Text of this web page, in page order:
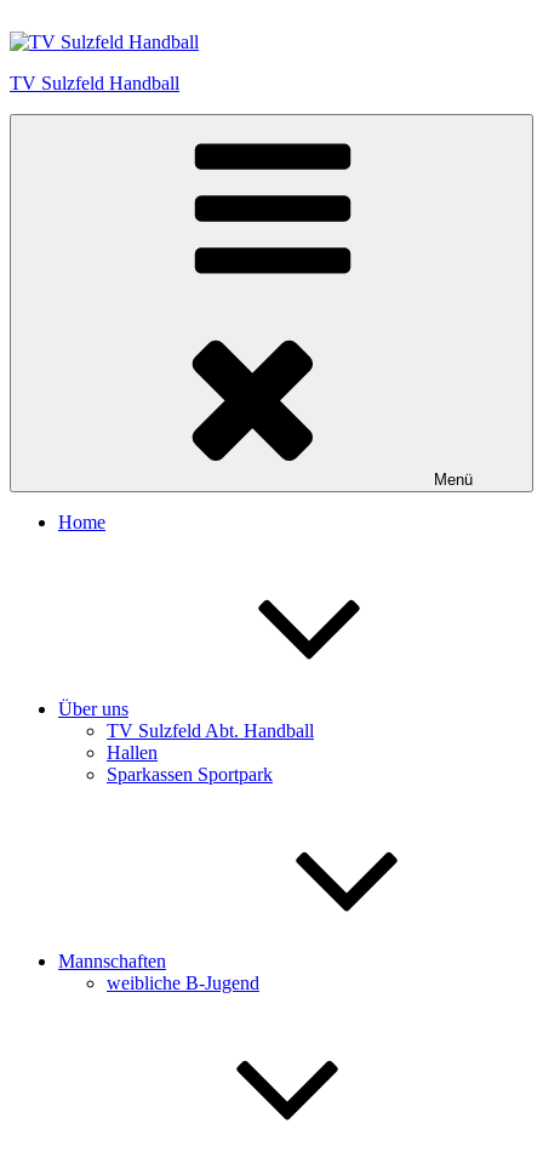
Inhalt
TV Sulzfeld Handball
Menü
Home
Über uns
TV Sulzfeld Abt. Handball
Hallen
Sparkassen Sportpark
Mannschaften
weibliche B-Jugend